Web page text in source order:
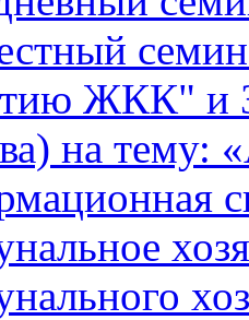
ЖКК"
на тему: